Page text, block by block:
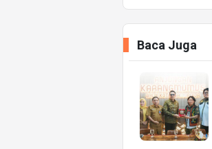
Baca Juga